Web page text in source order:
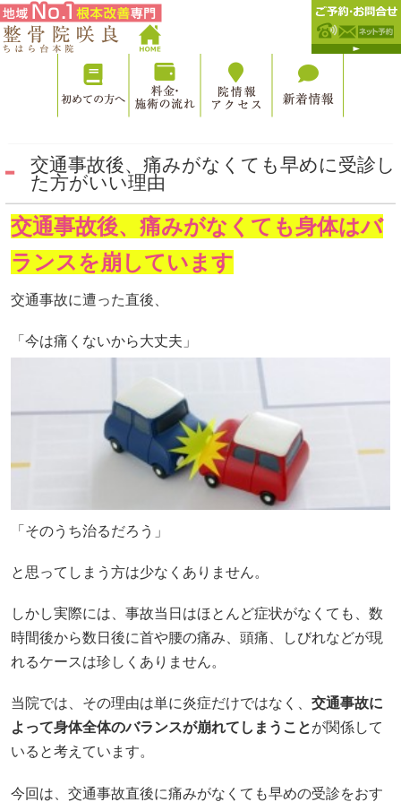
交通事故後、痛みがなくても早めに受診し
た方がいい理由
交通事故後、痛みがなくても身体はバ
ランスを崩しています
交通事故に遭った直後、
「今は痛くないから大丈夫」
「そのうち治るだろう」
と思ってしまう方は少なくありません。
しかし実際には、事故当日はほとんど症状がなくても、数
時間後から数日後に首や腰の痛み、頭痛、しびれなどが現
れるケースは珍しくありません。
当院では、その理由は単に炎症だけではなく、 交通事故に
よって身体全体のバランスが崩れてしまうことが関係して
いると考えています。
今回は、交通事故直後に痛みがなくても早めの受診をおす